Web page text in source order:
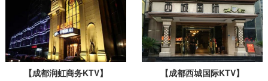
【成都润虹商务KTV】
【成都西城国际KTV】